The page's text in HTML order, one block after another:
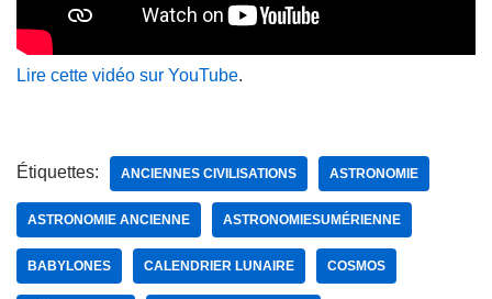
Lire cette vidéo sur YouTube.
Étiquettes: ANCIENNES CIVILISATIONS ASTRONOMIE
ASTRONOMIE ANCIENNE ASTRONOMIESUMÉRIENNE
BABYLONES CALENDRIER LUNAIRE COSMOS